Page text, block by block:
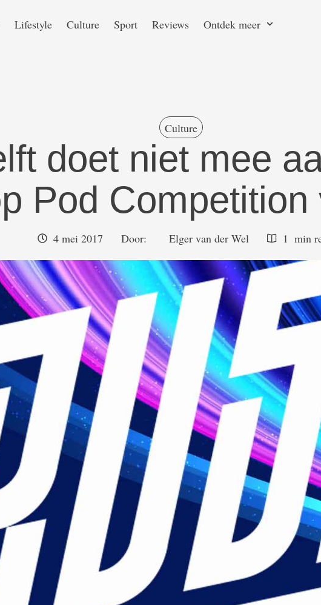
Lifestyle Culture Sport Reviews Ontdek meer
Culture
doet niet mee
Pod Competition
4 mei 2017 Door: Elger van der Wel 1 min